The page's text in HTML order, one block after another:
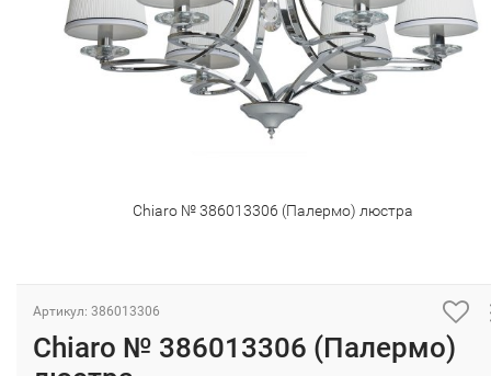
Chiaro № 386013306 (Палермо) люстра
Артикул: 386013306
Chiaro № 386013306 (Палермо)